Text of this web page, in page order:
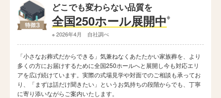
どこでも変わらない品質を
全国250ホール展開中※
※ 2026年4月 自社調べ
「小さなお葬式だからできる」気兼ねなくあたたかい家族葬を、より
多くの方にお届けするために全国250ホールへと展開し今も対応エリ
アを広げ続けています。実際の式場見学や対面でのご相談も承ってお
り、「まずは話だけ聞きたい」というお気持ちの段階からでも、丁寧
に寄り添いながらご案内いたします。